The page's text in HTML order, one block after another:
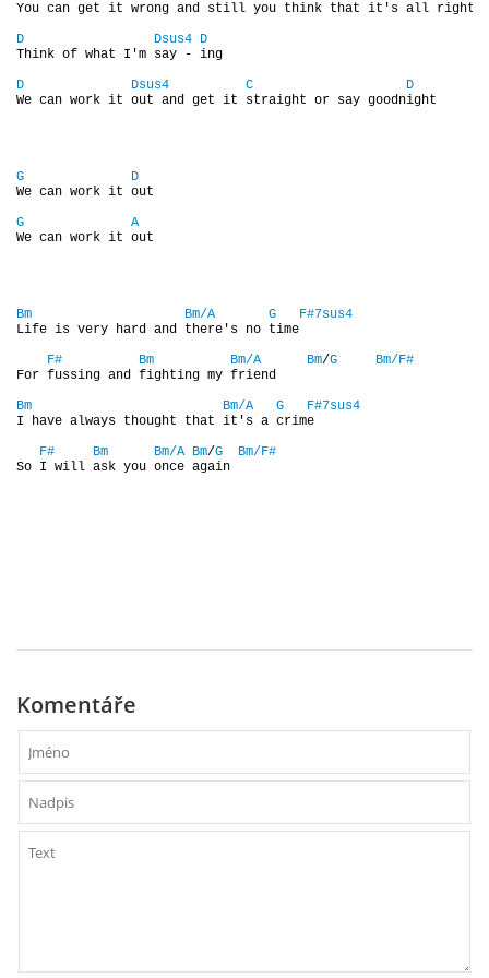
PAUL MCCARTNEY - ALBA
GEORGE HARRISON - SINGLY
GEORGE HARRISON - KONCERTY
RINGO STARR - ALBA
KNIHY O BEATLES
KNIHY O BEATLES II
KALENDÁŘ 1960-62
You can get it wrong and still you think that it's all right
D
Dsus4 D
Think of what I'm say - ing
D
Dsus4 C
D
We can work it out and get it straight or say goodnight
G
D
We can work it out
G
A
We can work it out
Bm Bm/A G
F#7sus4
Life is very hard and there's no time
F#
Bm Bm/A Bm/G
Bm/F#
For fussing and fighting my friend
Bm
Bm/A G
F#7sus4
I have always thought that it's a crime
F#
Bm Bm/A Bm/G
Bm/F#
So I will ask you once again
Komentáře